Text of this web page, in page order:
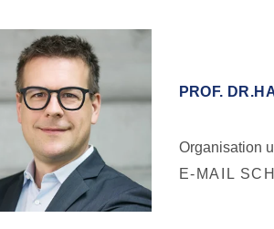
PROF.
Organisation
E-MAIL